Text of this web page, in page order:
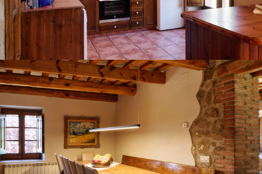
SALLE À MANGER - SALON